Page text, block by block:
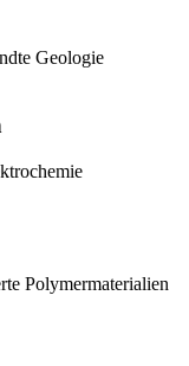
Geologie
Polymermaterialien